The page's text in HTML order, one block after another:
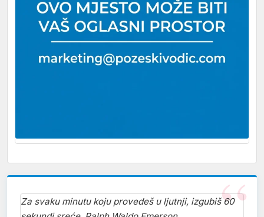
Za svaku minutu koju provedeš u ljutnji, izgubiš 60